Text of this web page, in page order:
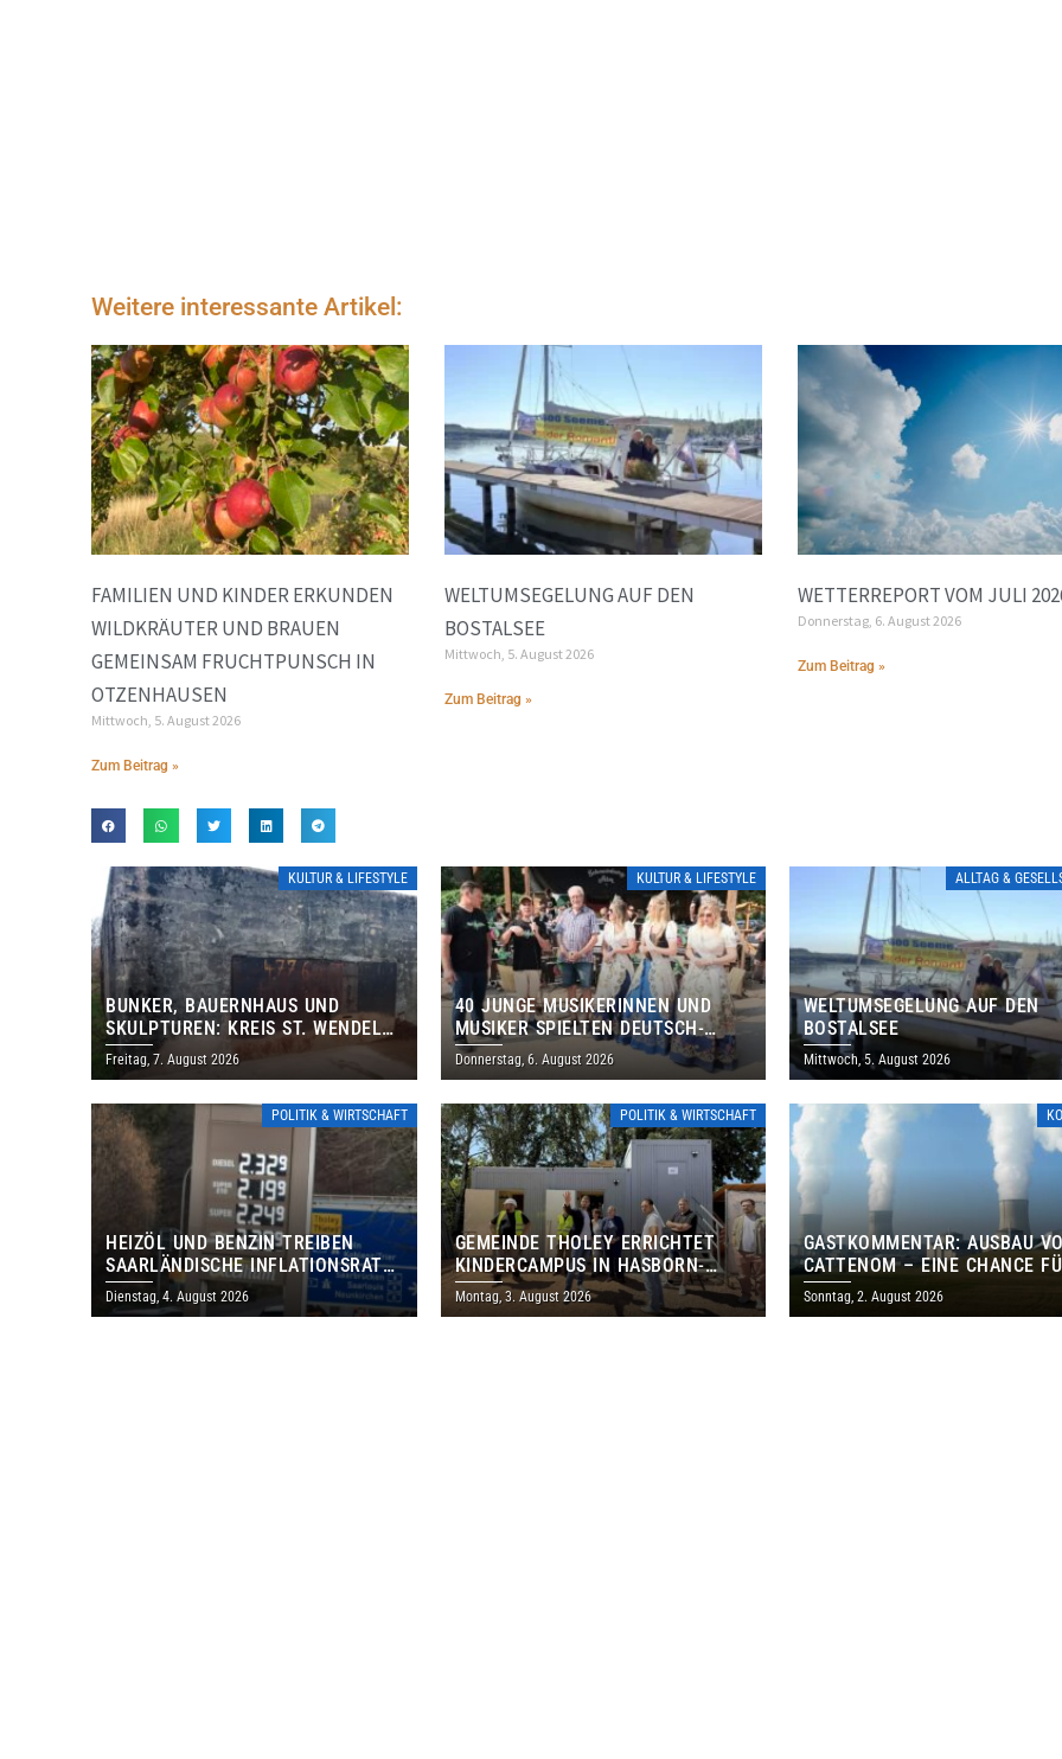
Weitere interessante Artikel:
FAMILIEN UND KINDER ERKUNDEN
WILDKRÄUTER UND BRAUEN
GEMEINSAM FRUCHTPUNSCH IN
OTZENHAUSEN
Mittwoch, 5. August 2026
Zum Beitrag »
WELTUMSEGELUNG AUF DEN
BOSTALSEE
Mittwoch, 5. August 2026
Zum Beitrag »
WETTERREPORT VOM JULI
Donnerstag, 6. August 2026
Zum Beitrag »
KULTUR & LIFESTYLE
BUNKER, BAUERNHAUS UND
SKULPTUREN: KREIS ST. WENDEL
LÄDT ZUM TAG DES OFFENEN
DENKMALS EIN
Freitag, 7. August 2026
KULTUR & LIFESTYLE
40 JUNGE MUSIKERINNEN UND
MUSIKER SPIELTEN DEUTSCH-
BRASILIANISCHES PROGRAMM IN
THOLEY
Donnerstag, 6. August 2026
ALLTAG &
WELTUMSEGELUNG AUF DEN
BOSTALSEE
Mittwoch, 5. August 2026
POLITIK & WIRTSCHAFT
HEIZÖL UND BENZIN TREIBEN
SAARLÄNDISCHE INFLATIONSRATE
IM JULI AUF 3,2 PROZENT
Dienstag, 4. August 2026
POLITIK & WIRTSCHAFT
GEMEINDE THOLEY ERRICHTET
KINDERCAMPUS IN HASBORN-
DAUTWEILER FÜR RUND 8,5 BIS 9
MILLIONEN EURO
Montag, 3. August 2026
GASTKOMMENTAR: AUSBAU
CATTENOM – EINE CHANCE
LOTHRINGEN UND DAS
Sonntag, 2. August 2026